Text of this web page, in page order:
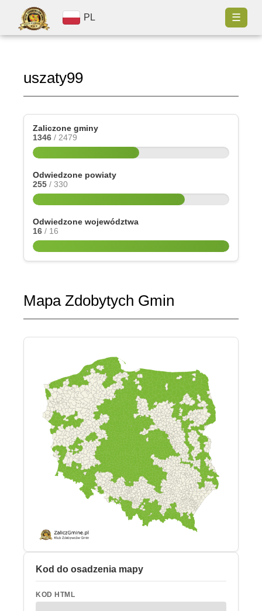
PL ☰
uszaty99
Zaliczone gminy
1346 / 2479
Odwiedzone powiaty
255 / 330
Odwiedzone województwa
16 / 16
Mapa Zdobytych Gmin
Kod do osadzenia mapy
KOD HTML